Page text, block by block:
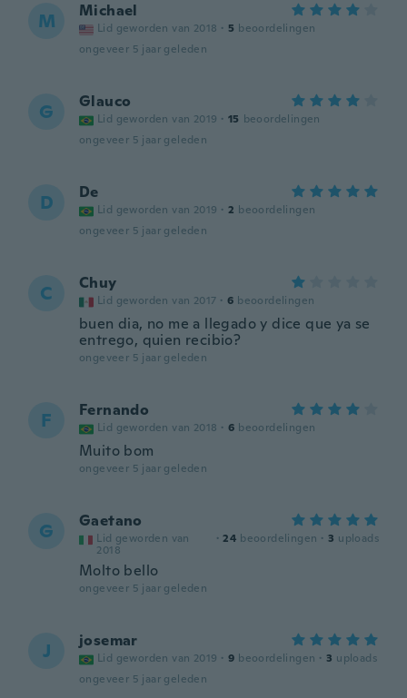
M Michael
Lid geworden van 2018 · 5 beoordelingen
ongeveer 5 jaar geleden
G Glauco
Lid geworden van 2019 · 15 beoordelingen
ongeveer 5 jaar geleden
D De
Lid geworden van 2019 · 2 beoordelingen
ongeveer 5 jaar geleden
C Chuy
Lid geworden van 2017 · 6 beoordelingen
buen dia, no me a llegado y dice que ya se
entrego, quien recibio?
ongeveer 5 jaar geleden
F Fernando
Lid geworden van 2018 · 6 beoordelingen
Muito bom
ongeveer 5 jaar geleden
G Gaetano
Lid geworden van
2018
· 24 beoordelingen · 3 uploads
Molto bello
ongeveer 5 jaar geleden
J josemar
Lid geworden van 2019 · 9 beoordelingen · 3 uploads
ongeveer 5 jaar geleden